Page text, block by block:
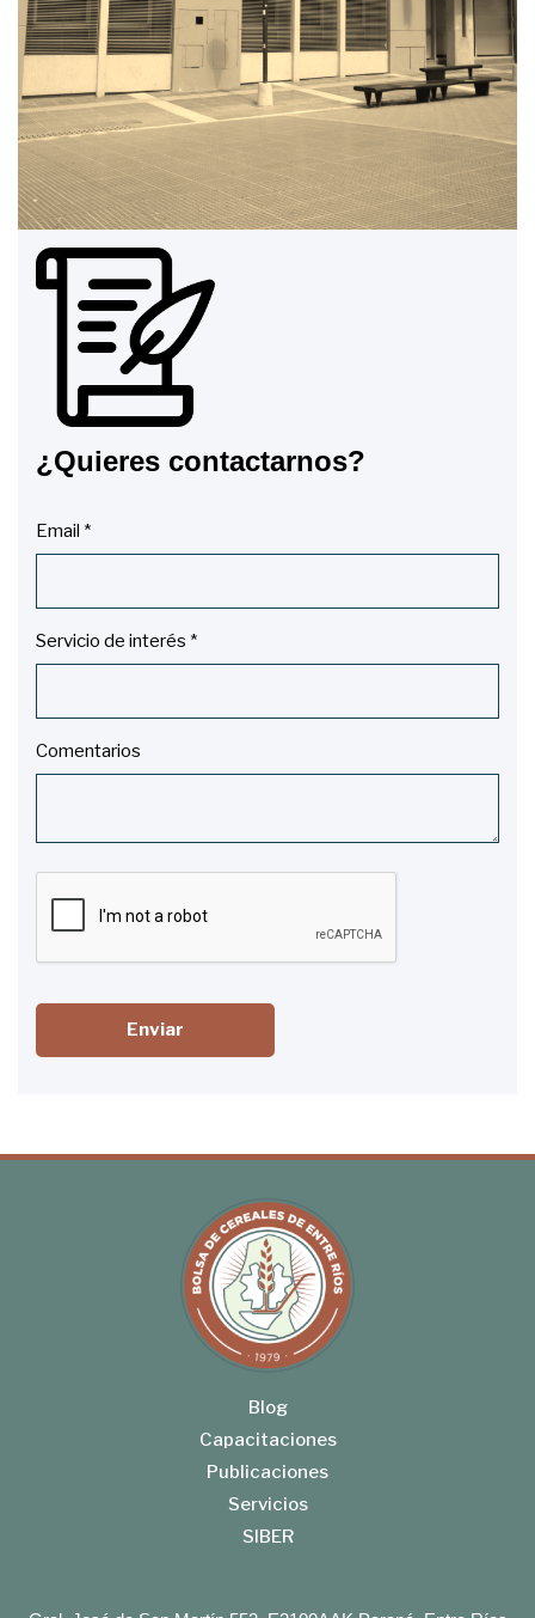
¿Quieres contactarnos?
Email *
Servicio de interés *
Comentarios
Enviar
Blog
Capacitaciones
Publicaciones
Servicios
SIBER